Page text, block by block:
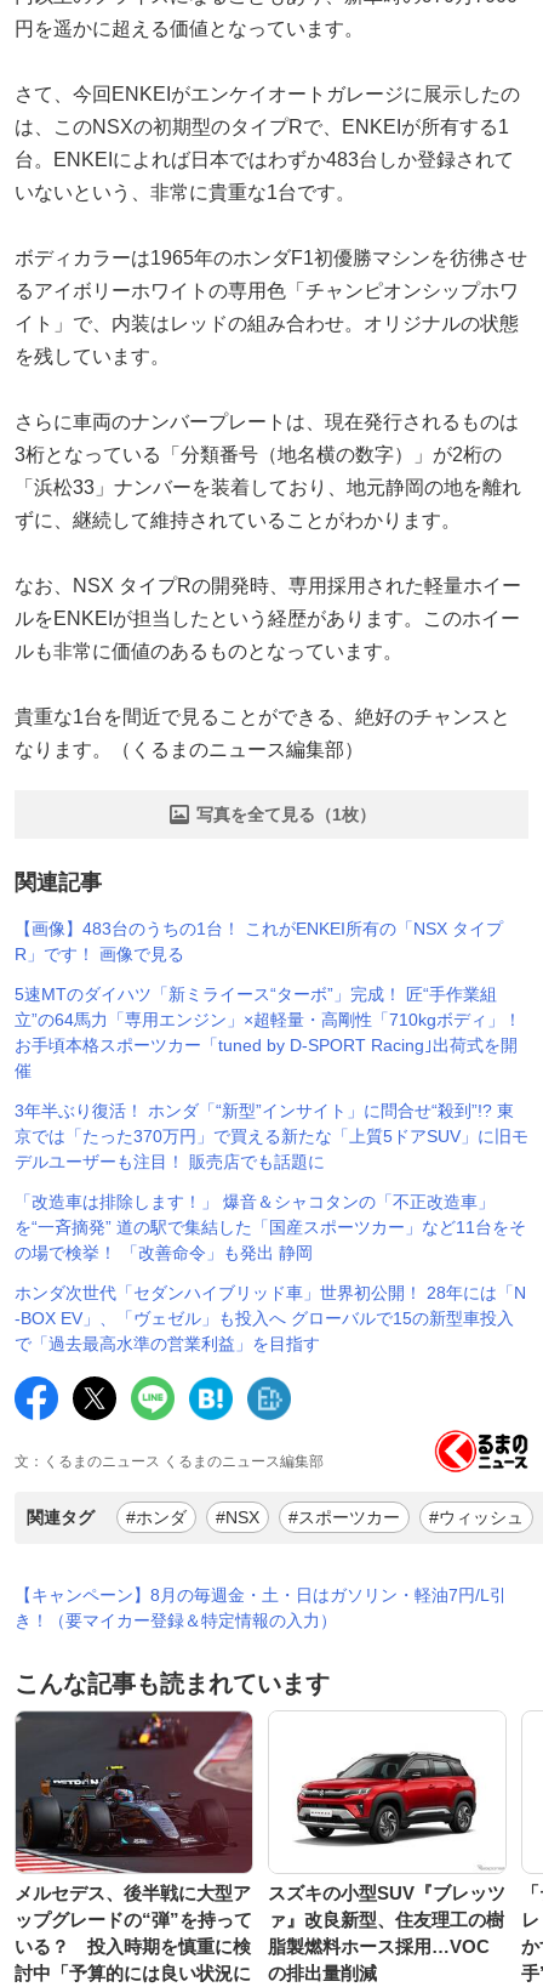
円を遥かに超える価値となっています。
さて、今回ENKEIがエンケイオートガレージに展示したの
は、このNSXの初期型のタイプRで、ENKEIが所有する1
台。ENKEIによれば日本ではわずか483台しか登録されて
いないという、非常に貴重な1台です。
ボディカラーは1965年のホンダF1初優勝マシンを彷彿させ
るアイボリーホワイトの専用色「チャンピオンシップホワ
イト」で、内装はレッドの組み合わせ。オリジナルの状態
を残しています。
さらに車両のナンバープレートは、現在発行されるものは
3桁となっている「分類番号（地名横の数字）」が2桁の
「浜松33」ナンバーを装着しており、地元静岡の地を離れ
ずに、継続して維持されていることがわかります。
なお、NSX タイプRの開発時、専用採用された軽量ホイー
ルをENKEIが担当したという経歴があります。このホイー
ルも非常に価値のあるものとなっています。
貴重な1台を間近で見ることができる、絶好のチャンスと
なります。（くるまのニュース編集部）
写真を全て見る（1枚）
関連記事
【画像】483台のうちの1台！ これがENKEI所有の「NSX タイプ
R」です！ 画像で見る
5速MTのダイハツ「新ミライース“ターボ”」完成！ 匠“手作業組
立”の64馬力「専用エンジン」×超軽量・高剛性「710kgボディ」！
お手頃本格スポーツカー「tuned by D-SPORT Racing｣出荷式を開
催
3年半ぶり復活！ ホンダ「“新型”インサイト」に問合せ“殺到”!? 東
京では「たった370万円」で買える新たな「上質5ドアSUV」に旧モ
デルユーザーも注目！ 販売店でも話題に
「改造車は排除します！」 爆音＆シャコタンの「不正改造車」
を“一斉摘発” 道の駅で集結した「国産スポーツカー」など11台をそ
の場で検挙！ 「改善命令」も発出 静岡
ホンダ次世代「セダンハイブリッド車」世界初公開！ 28年には「N
-BOX EV」、「ヴェゼル」も投入へ グローバルで15の新型車投入
で「過去最高水準の営業利益」を目指す
文：くるまのニュース くるまのニュース編集部
関連タグ #ホンダ #NSX #スポーツカー #ウィッシュ
【キャンペーン】8月の毎週金・土・日はガソリン・軽油7円/L引
き！（要マイカー登録＆特定情報の入力）
こんな記事も読まれています
メルセデス、後半戦に大型ア
ップグレードの“弾”を持って
いる？ 投入時期を慎重に検
討中「予算的には良い状況に
スズキの小型SUV『ブレッツ
ァ』改良新型、住友理工の樹
脂製燃料ホース採用…VOC
の排出量削減
か
手